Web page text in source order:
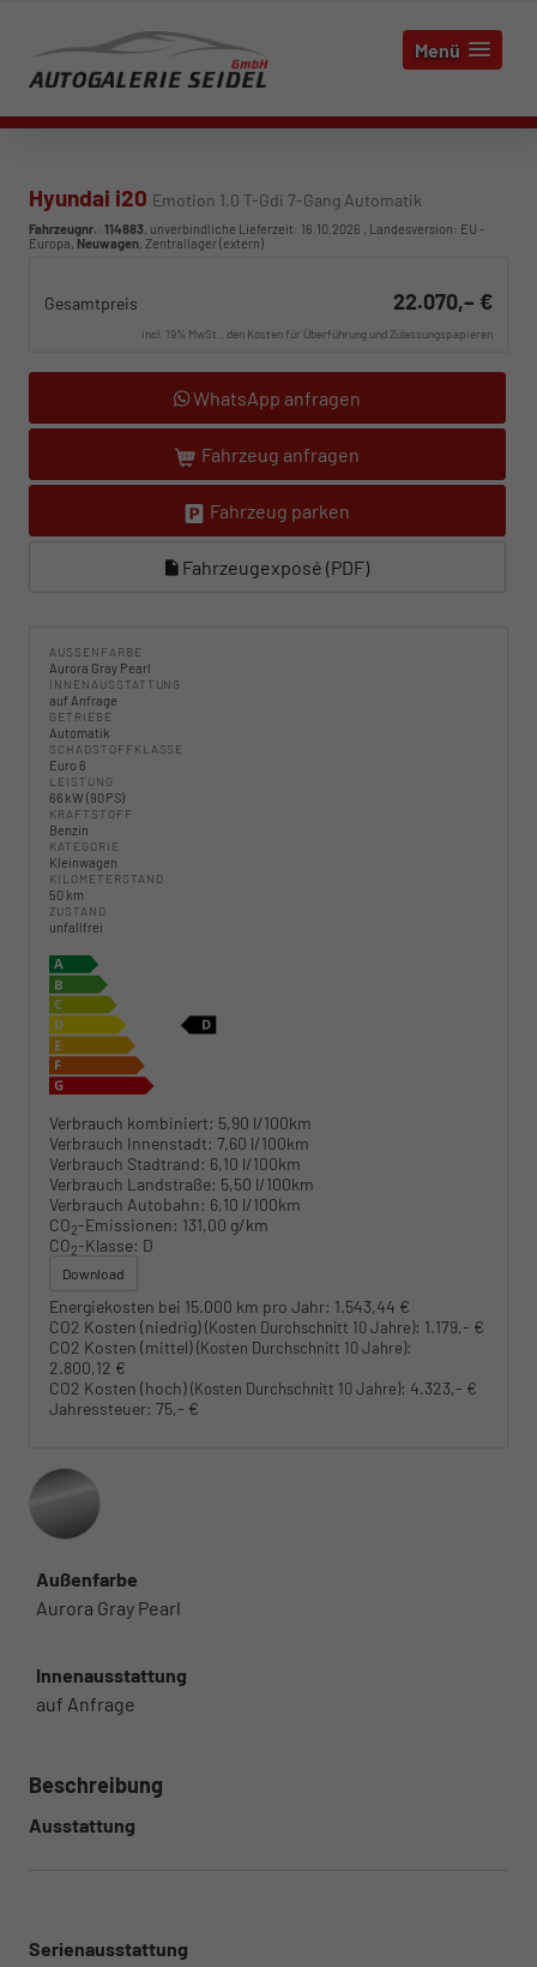
Menü
Hyundai i20 Emotion 1.0 T-Gdi 7-Gang Automatik
Fahrzeugnr.: 114883, unverbindliche Lieferzeit: 16.10.2026 , Landesversion: EU -
Europa, Neuwagen, Zentrallager (extern)
Gesamtpreis 22.070,– €
incl. 19% MwSt., den Kosten für Überführung und Zulassungspapieren
WhatsApp anfragen
Fahrzeug anfragen
Fahrzeug parken
Fahrzeugexposé (PDF)
AUSSENFARBE
Aurora Gray Pearl
INNENAUSSTATTUNG
auf Anfrage
GETRIEBE
Automatik
SCHADSTOFFKLASSE
Euro 6
LEISTUNG
66 kW (90 PS)
KRAFTSTOFF
Benzin
KATEGORIE
Kleinwagen
KILOMETERSTAND
50 km
ZUSTAND
unfallfrei
Verbrauch kombiniert: 5,90 l/100km
Verbrauch Innenstadt: 7,60 l/100km
Verbrauch Stadtrand: 6,10 l/100km
Verbrauch Landstraße: 5,50 l/100km
Verbrauch Autobahn: 6,10 l/100km
CO2-Emissionen: 131,00 g/km
CO2-Klasse: D
Download
Energiekosten bei 15.000 km pro Jahr: 1.543,44 €
CO2 Kosten (niedrig)(Kosten Durchschnitt 10 Jahre): 1.179,- €
CO2 Kosten (mittel)(Kosten Durchschnitt 10 Jahre):
2.800,12 €
CO2 Kosten (hoch)(Kosten Durchschnitt 10 Jahre): 4.323,- €
Jahressteuer: 75,- €
Außenfarbe
Aurora Gray Pearl
Innenausstattung
auf Anfrage
Beschreibung
Ausstattung
Serienausstattung